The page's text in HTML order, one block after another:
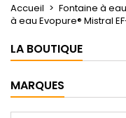
Accueil Fontaine à eau
à eau Evopure® Mistral
LA BOUTIQUE
MARQUES